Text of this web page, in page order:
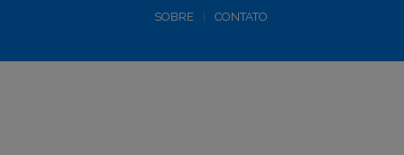
SOBRE CONTATO